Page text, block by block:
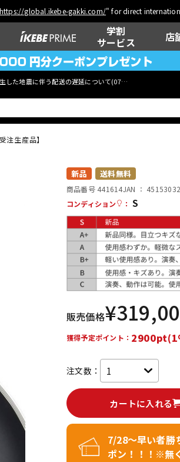
https://global.ikebe-gakki.com/" for direct
学割
サービス
店
した地震に伴う配送の遅延について(07月29日
ウクレレ
その他楽器
レコーディン
グ機器
生産品】
新品 送料無料
商品番号 441614JAN ：
コンディション
： S
販売価格¥
獲得予定ポイント：
注文数：
カートに入れる
7/28～早い者勝
ポン！！！※無